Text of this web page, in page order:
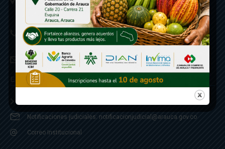
Código postal 810001
Linea de Servicio a la Ciudadania: 57- 6078851946
Linea Anticorrupción: 607885 3374
correspondencia: archivogeneral@arauca.gov.co
Enlaces
Notificaciones judiciales: notificacionjudicial@arauca.gov.co
Correo Institucional